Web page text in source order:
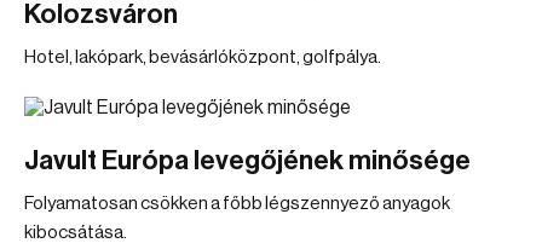
Kolozsváron
Hotel, lakópark, bevásárlóközpont, golfpálya.
Javult Európa levegőjének minősége
Folyamatosan csökken a főbb légszennyező anyagok
kibocsátása.